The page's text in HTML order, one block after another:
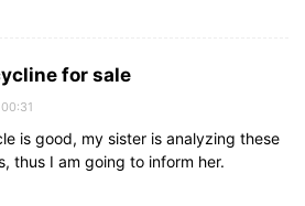
for sale
is good, my sister is analyzing these
thus I am going to inform her.